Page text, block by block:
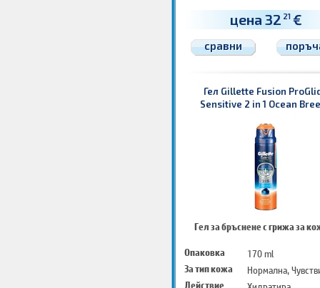
цена 32 21 €
сравни
Гел Gillette Fusion
Sensitive 2 in 1 Ocean
Гел за бръснене с грижа за
Опаковка
170 ml
За тип кожа
Нормална,